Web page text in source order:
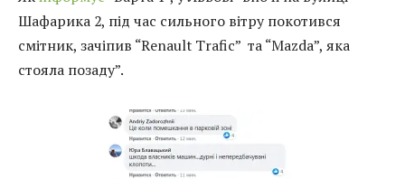
Шафарика 2, під час сильного вітру покотився
смітник, зачіпив “Renault Trafic” та “Mazda”, яка
стояла позаду”.